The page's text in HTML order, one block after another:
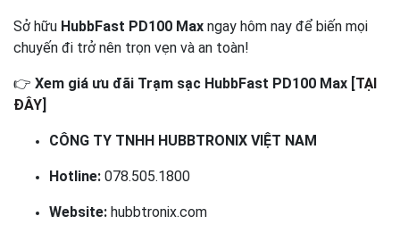
Sở hữu HubbFast PD100 Max ngay hôm nay để biến mọi
chuyến đi trở nên trọn vẹn và an toàn!
👉 Xem giá ưu đãi Trạm sạc HubbFast PD100 Max [TẠI
ĐÂY]
CÔNG TY TNHH HUBBTRONIX VIỆT NAM
Hotline: 078.505.1800
Website: hubbtronix.com